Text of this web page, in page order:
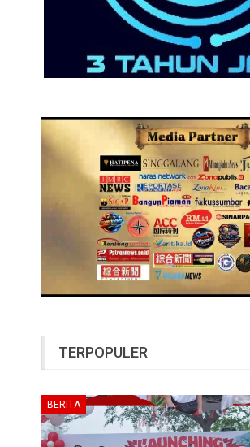
TERPOPULER
BERITA